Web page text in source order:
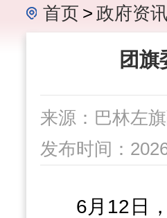
首页 > 政府资讯
团
来源：巴林左
发布时间：
6月12日